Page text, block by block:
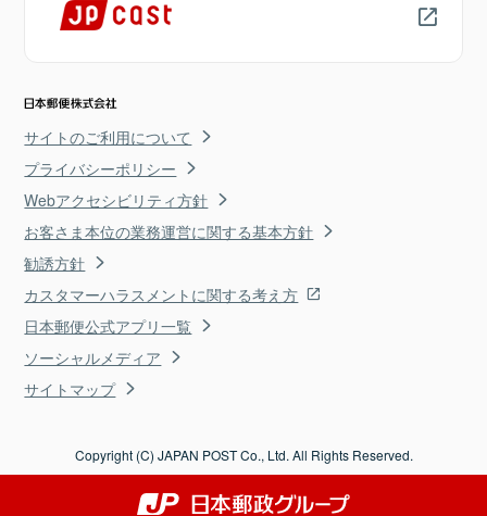
サイトのご利用について
プライバシーポリシー
Webアクセシビリティ方針
お客さま本位の業務運営に関する基本方針
勧誘方針
カスタマーハラスメントに関する考え方
日本郵便公式アプリ一覧
ソーシャルメディア
サイトマップ
Copyright (C) JAPAN POST Co., Ltd. All Rights Reserved.